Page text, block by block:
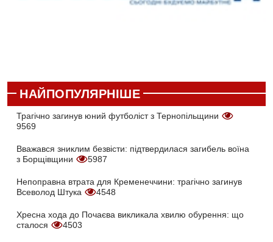
НАЙПОПУЛЯРНІШЕ
Трагічно загинув юний футболіст з Тернопільщини
9569
Вважався зниклим безвісти: підтвердилася загибель воїна
з Борщівщини
5987
Непоправна втрата для Кременеччини: трагічно загинув
Всеволод Штука
4548
Хресна хода до Почаєва викликала хвилю обурення: що
сталося
4503